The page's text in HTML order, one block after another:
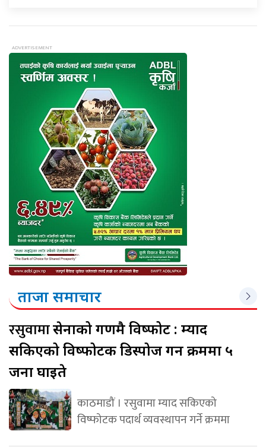
ताजा समाचार
रसुवामासेनाको गणमै विष्फोट : म्याद
सकिएको विष्फोटक डिस्पोज गर्ने क्रममा ५
जना घाइते
काठमाडौं । रसुवामा म्याद सकिएको
विष्फोटक पदार्थ व्यवस्थापन गर्ने क्रममा